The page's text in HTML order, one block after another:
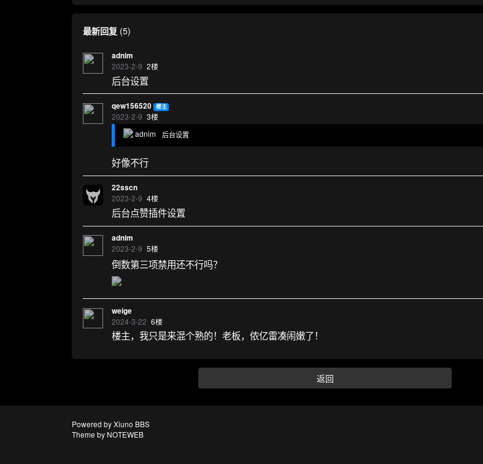
最新回复(5)
adnim
2023-2-9 2楼
后台设置
qew156520 楼主
2023-2-9 3楼
adnim 后台设置
好像不行
22sscn
2023-2-9 4楼
后台点赞插件设置
adnim
2023-2-9 5楼
倒数第三项禁用还不行吗？
weige
2024-3-22 6楼
楼主，我只是来混个熟的！老板，侬亿雷凑闹嫩了！
返回
Powered byXiuno BBS
Theme byNOTEWEB